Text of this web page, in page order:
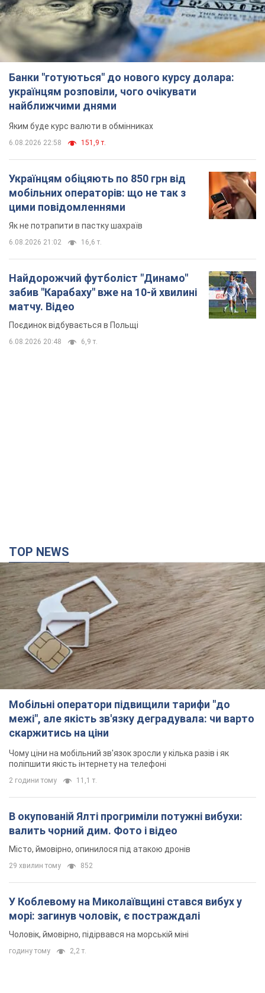
Банки "готуються" до нового курсу долара:
українцям розповіли, чого очікувати
найближчими днями
Яким буде курс валюти в обмінниках
6.08.2026 22:58 151,9 т.
Українцям обіцяють по 850 грн від
мобільних операторів: що не так з
цими повідомленнями
Як не потрапити в пастку шахраїв
6.08.2026 21:02 16,6 т.
Найдорожчий футболіст "Динамо"
забив "Карабаху" вже на 10-й хвилині
матчу. Відео
Поєдинок відбувається в Польщі
6.08.2026 20:48 6,9 т.
TOP NEWS
Мобільні оператори підвищили тарифи "до
межі", але якість зв'язку деградувала: чи варто
скаржитись на ціни
Чому ціни на мобільний зв'язок зросли у кілька разів і як
поліпшити якість інтернету на телефоні
2 години тому 11,1 т.
В окупованій Ялті прогриміли потужні вибухи:
валить чорний дим. Фото і відео
Місто, ймовірно, опинилося під атакою дронів
29 хвилин тому 852
У Коблевому на Миколаївщині стався вибух у
морі: загинув чоловік, є постраждалі
Чоловік, ймовірно, підірвався на морській міні
годину тому 2,2 т.